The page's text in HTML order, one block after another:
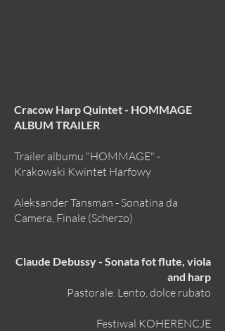
Cracow Harp Quintet - HOMMAGE
ALBUM TRAILER
Trailer albumu "HOMMAGE" -
Krakowski Kwintet Harfowy
Aleksander Tansman - Sonatina da
Camera, Finale (Scherzo)
Claude Debussy - Sonata fot flute, viola
and harp
Pastorale. Lento, dolce rubato
Festiwal KOHERENCJE